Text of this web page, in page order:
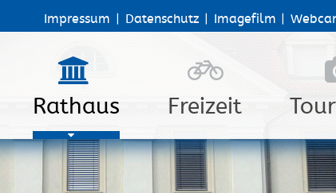
Impressum Datenschutz Imagefilm
Rathaus Freizeit